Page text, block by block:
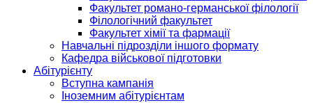
Факультет романо-германської філології
Філологічний факультет
Факультет хімії та фармації
Навчальні підрозділи іншого формату
Кафедра військової підготовки
Абітурієнту
Вступна кампанія
Іноземним абітурієнтам